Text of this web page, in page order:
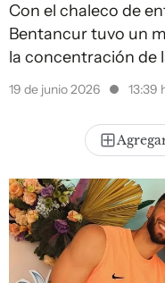
Con el chaleco de
Bentancur tuvo un
la concentración de
19 de junio 2026 13:39